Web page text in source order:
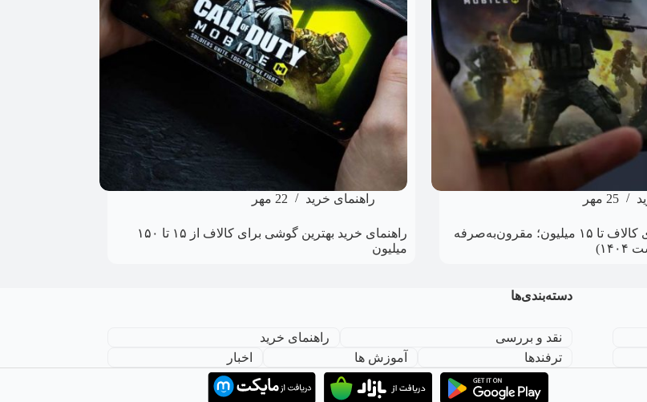
25 مهر
بهترین گوشی برای کالاف تا ۱۵ میلیون؛ مقرون‌به‌صرفه
راهنمای خرید 22 مهر
راهنمای خرید بهترین گوشی برای کالاف از ۱۵ تا ۱۵۰
میلیون
دسته‌بندی‌ها
نقد و بررسی
راهنمای خرید
ترفندها
آموزش ها اخبار